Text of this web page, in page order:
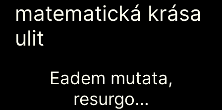
matematická krása
ulit
Eadem mutata,
resurgo…